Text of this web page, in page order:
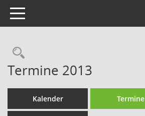
Toggle navigation
Rechercheauswahl
Termine 2013
Kalender Termine